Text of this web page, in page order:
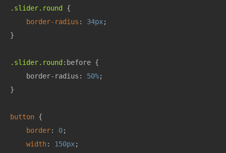
.slider.round
{
border-radius : 34px;
}
.slider.round :before {
    border-radius:
50%;
}
button {
border: 0;
width: 150px;